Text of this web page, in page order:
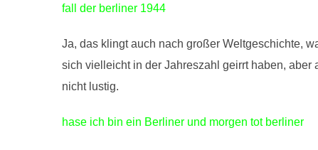
fall der berliner 1944
Ja, das klingt auch nach großer Weltgeschichte,
sich vielleicht in der Jahreszahl geirrt haben,
nicht lustig.
hase ich bin ein Berliner und morgen tot berliner